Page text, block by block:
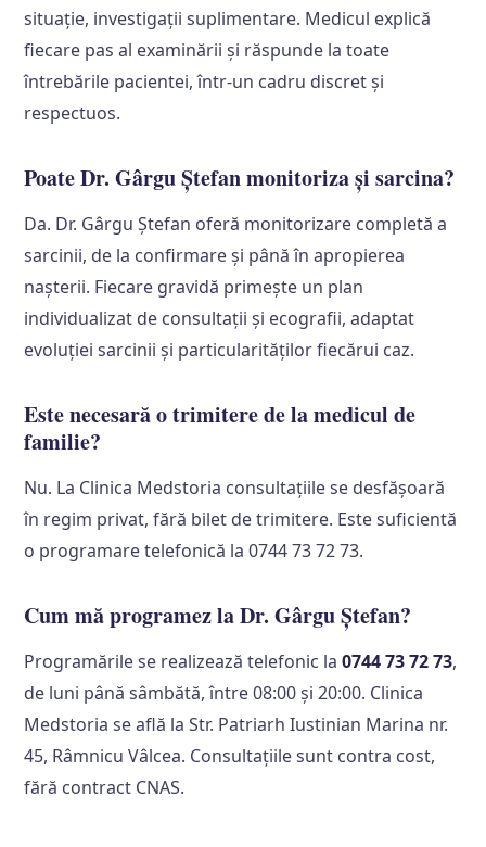
situație, investigații suplimentare. Medicul explică
fiecare pas al examinării și răspunde la toate
întrebările pacientei, într-un cadru discret și
respectuos.
Poate Dr. Gârgu Ștefan monitoriza și sarcina?
Da. Dr. Gârgu Ștefan oferă monitorizare completă a
sarcinii, de la confirmare și până în apropierea
nașterii. Fiecare gravidă primește un plan
individualizat de consultații și ecografii, adaptat
evoluției sarcinii și particularităților fiecărui caz.
Este necesară o trimitere de la medicul de
familie?
Nu. La Clinica Medstoria consultațiile se desfășoară
în regim privat, fără bilet de trimitere. Este suficientă
o programare telefonică la 0744 73 72 73.
Cum mă programez la Dr. Gârgu Ștefan?
Programările se realizează telefonic la0744 73 72 73,
de luni până sâmbătă, între 08:00 și 20:00. Clinica
Medstoria se află la Str. Patriarh Iustinian Marina nr.
45, Râmnicu Vâlcea. Consultațiile sunt contra cost,
fără contract CNAS.